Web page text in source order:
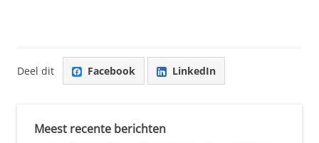
Deel dit Facebook LinkedIn
Meest recente berichten